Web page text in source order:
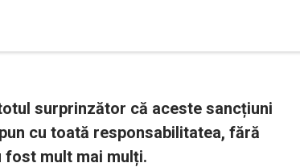
surprinzător că aceste sancțiuni
cu toată responsabilitatea, fără
mult mai mulți.